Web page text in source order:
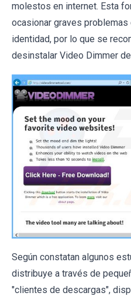
molestos en internet. Esta
ocasionar graves
identidad, por lo que se
desinstalar Video Dimmer
Según constatan algunos
distribuye a través de
"clientes de descargas",